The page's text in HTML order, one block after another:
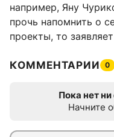
например, Яну
прочь напомнить о
проекты, то
КОММЕНТАРИИ 0
Пока нет
Начните